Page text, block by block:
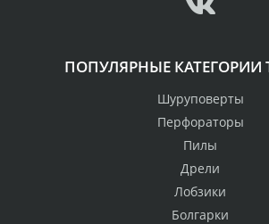
ПОПУЛЯРНЫЕ КАТЕГОРИИ
Шуруповерты
Перфораторы
Пилы
Дрели
Лобзики
Болгарки